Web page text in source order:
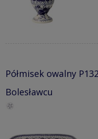
Półmisek owalny
Bolesławcu